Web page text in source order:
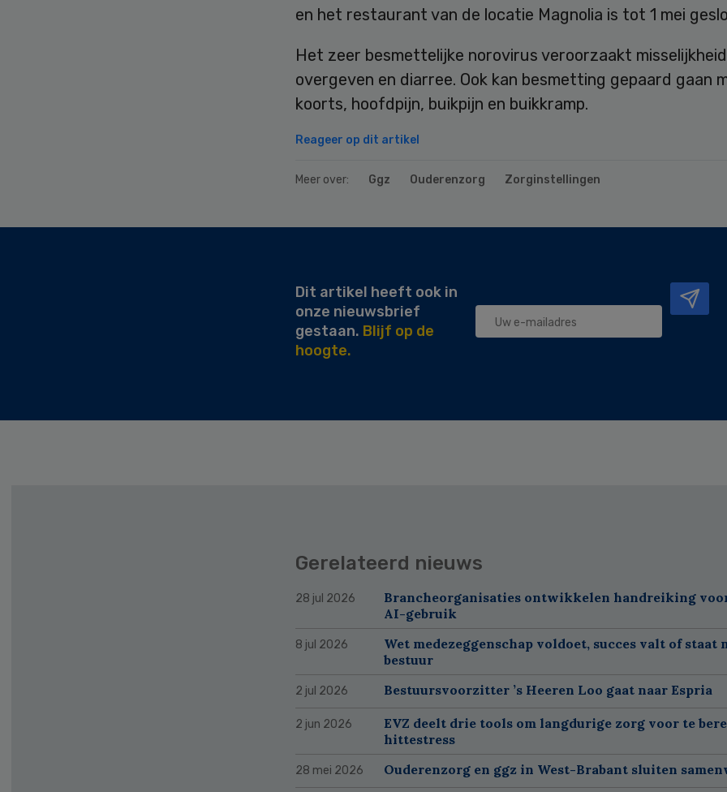
en het restaurant van de locatie Magnolia is tot 1 mei
Het zeer besmettelijke norovirus veroorzaakt
overgeven en diarree. Ook kan besmetting gepaard gaan
koorts, hoofdpijn, buikpijn en buikkramp.
Reageer op dit artikel
Meer over: Ggz Ouderenzorg Zorginstellingen
Dit artikel heeft ook in
onze nieuwsbrief
gestaan. Blijf op de
hoogte.
Gerelateerd nieuws
28 jul 2026
Brancheorganisaties ontwikkelen handreiking
AI-gebruik
8 jul 2026
Wet medezeggenschap voldoet, succes valt of staat
bestuur
2 jul 2026 Bestuursvoorzitter ’s Heeren Loo gaat naar Espria
2 jun 2026
EVZ deelt drie tools om langdurige zorg voor te
hittestress
28 mei 2026 Ouderenzorg en ggz in West-Brabant sluiten